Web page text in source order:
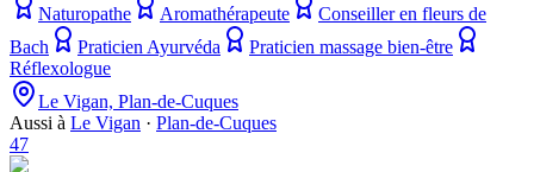
Naturopathe Aromathérapeute
Conseiller en fleurs de
Bach
Praticien Ayurvéda
Praticien massage bien-être
Réflexologue
Le Vigan, Plan-de-Cuques
Aussi à Le Vigan · Plan-de-Cuques
47